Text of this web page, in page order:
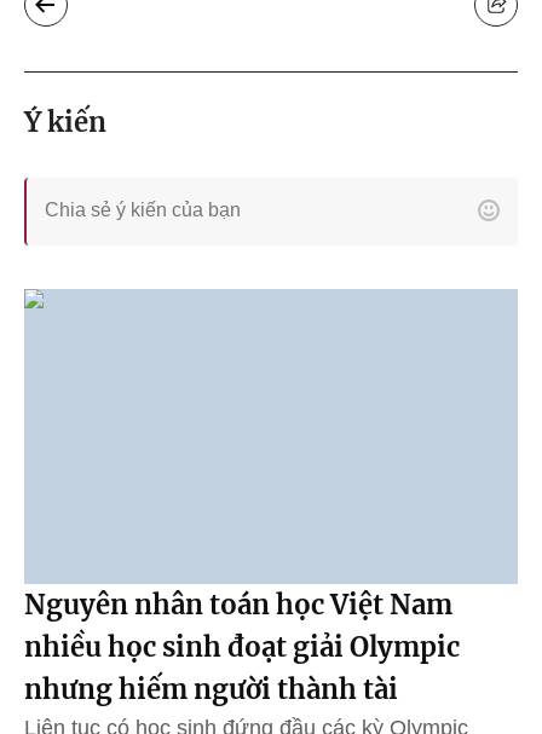
Ý kiến
Nguyên nhân toán học Việt Nam
nhiều học sinh đoạt giải Olympic
nhưng hiếm người thành tài
Liên tục có học sinh đứng đầu các kỳ Olympic